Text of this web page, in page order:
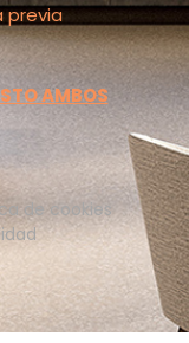
previa
AMBOS
de cookies